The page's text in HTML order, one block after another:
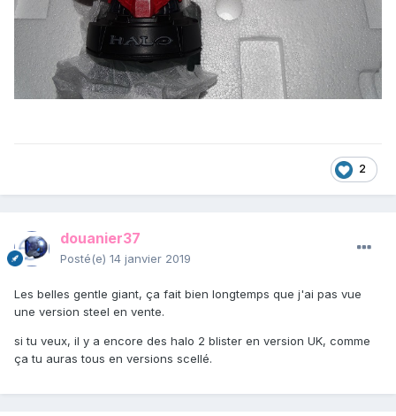
2
douanier37
Posté(e) 14 janvier 2019
Les belles gentle giant, ça fait bien longtemps que j'ai pas vue
une version steel en vente.
si tu veux, il y a encore des halo 2 blister en version UK, comme
ça tu auras tous en versions scellé.